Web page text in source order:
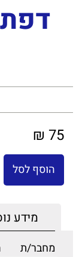
75 ₪
הוסף לסל
מידע
מחבר/ת